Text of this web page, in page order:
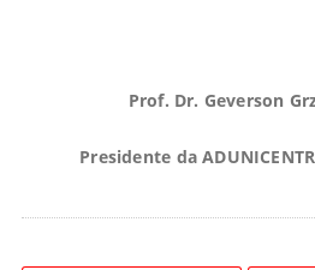
Prof. Dr. Geverson
Presidente da